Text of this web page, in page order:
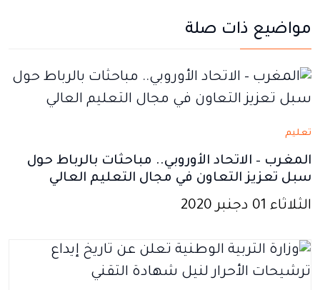
في
جديدة
في
جديدةجديدةجديدةجديدة
مواضيع ذات صلة
تعليم
المغرب – الاتحاد الأوروبي.. مباحثات بالرباط حول
سبل تعزيز التعاون في مجال التعليم العالي
الثلاثاء 01 دجنبر 2020